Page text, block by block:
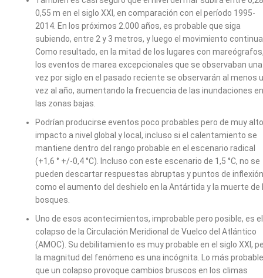
0,55 m en el siglo XXI, en comparación con el período 1995-
2014. En los próximos 2.000 años, es probable que siga
subiendo, entre 2 y 3 metros, y luego el movimiento
Como resultado, en la mitad de los lugares con
los eventos de marea excepcionales que se observaban una
vez por siglo en el pasado reciente se observarán al menos
vez al año, aumentando la frecuencia de las inundaciones en
las zonas bajas.
Podrían producirse eventos poco probables pero de muy alto
impacto a nivel global y local, incluso si el calentamiento se
mantiene dentro del rango probable en el escenario radical
(+1,6 ° +/-0,4 °C). Incluso con este escenario de 1,5 °C, no se
pueden descartar respuestas abruptas y puntos de
como el aumento del deshielo en la Antártida y la muerte de
bosques.
Uno de esos acontecimientos, improbable pero posible, es el
colapso de la Circulación Meridional de Vuelco del Atlántico
(AMOC). Su debilitamiento es muy probable en el siglo XXI,
la magnitud del fenómeno es una incógnita. Lo más
que un colapso provoque cambios bruscos en los climas